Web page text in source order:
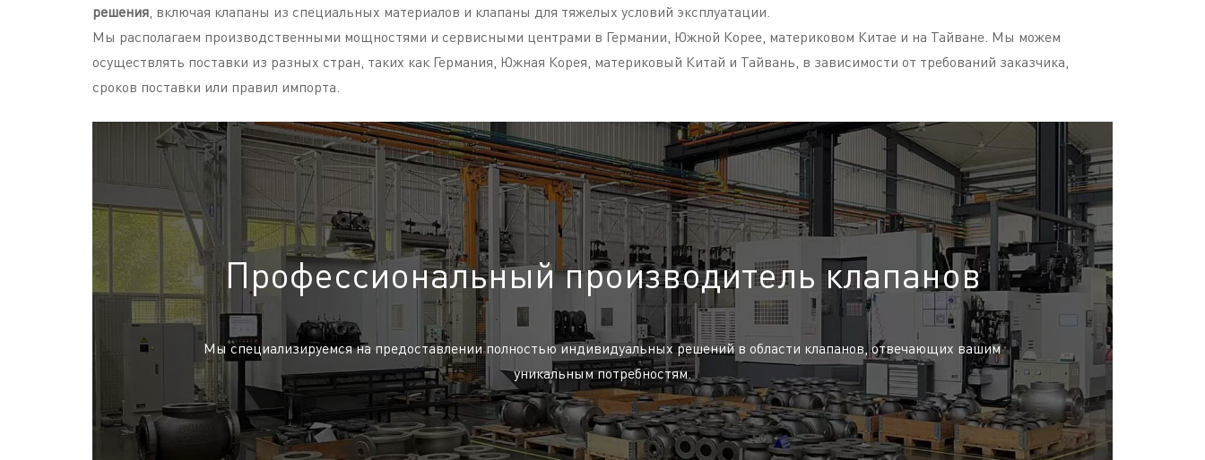
решения , включая клапаны из специальных материалов и клапаны для тяжелых условий эксплуатации.
Мы располагаем производственными мощностями и сервисными центрами в Германии, Южной Корее, материковом Китае и на Тайване. Мы можем
осуществлять поставки из разных стран, таких как Германия, Южная Корея, материковый Китай и Тайвань, в зависимости от требований заказчика,
сроков поставки или правил импорта.
Профессиональный производитель клапанов
Мы специализируемся на предоставлении полностью индивидуальных решений в области клапанов, отвечающих вашим
уникальным потребностям.